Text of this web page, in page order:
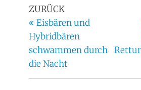
ZURÜCK
Eisbären und
Hybridbären
schwammen durch
die Nacht